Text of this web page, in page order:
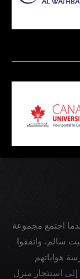
تأسيس نادي الوصل إلى عام 1960، عندما اجتمع مجموعة
سالم، واتفقوا
هواياتهم
استئجار منزل